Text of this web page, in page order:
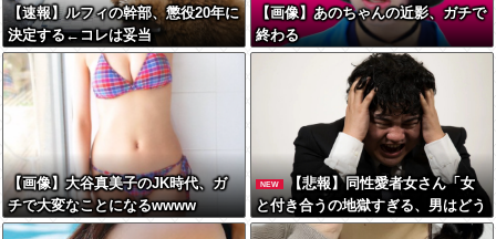
【速報】ルフィの幹部、懲役20年に
決定する←コレは妥当
か？？？？？？？
【画像】あのちゃんの近影、ガチで
終わる
【画像】大谷真美子のJK時代、ガ
チで大変なことになるwwww
NEW
【悲報】同性愛者女さん「女
と付き合うの地獄すぎる、男はどう
やって耐えてんの？」←コレは同意